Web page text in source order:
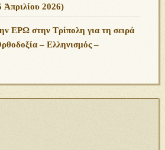
2026)
ΕΡΩ στην Τρίπολη για τη σειρά
– Ελληνισμός –